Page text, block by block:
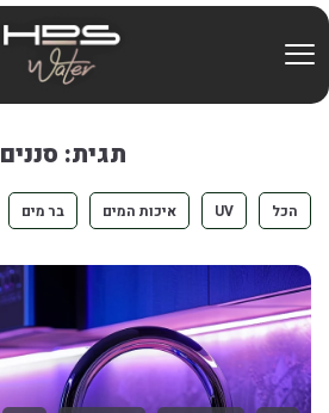
Skip to Content
תגית: סננים
הכל UV איכות המים בר מים
בחזרה למעלה